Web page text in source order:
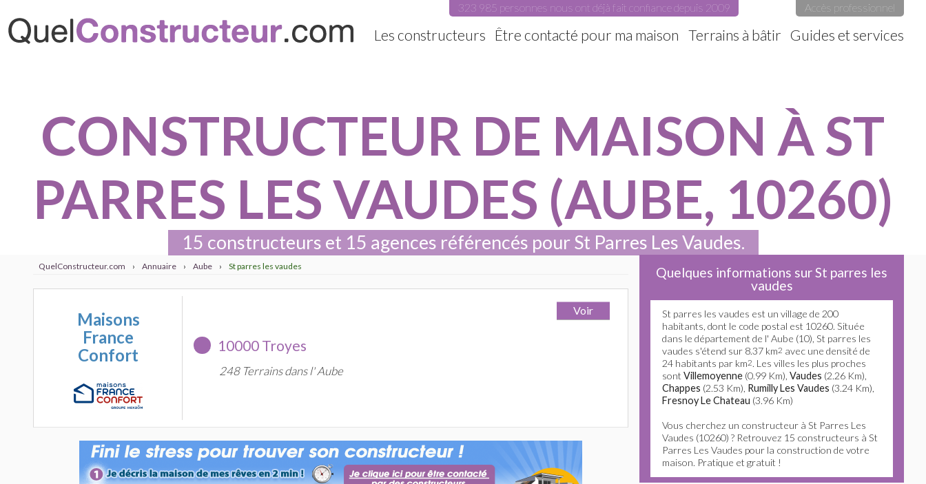
323 985 personnes nous ont déjà fait confiance depuis 2009 Accès professionnel
Les constructeurs Être contacté pour ma maison Terrains à bâtir Guides et services
CONSTRUCTEUR DE MAISON À ST
PARRES LES VAUDES (AUBE, 10260)
15 constructeurs et 15 agences référencés pour St Parres Les Vaudes.
QuelConstructeur.com › Annuaire › Aube › St parres les vaudes
Maisons
France
Confort
10000 Troyes
248 Terrains dans l' Aube
Quelques informations sur St parres les
vaudes
St parres les vaudes est un village de 200
habitants, dont le code postal est 10260. Située
dans le département de l' Aube (10), St parres les
vaudes s'étend sur 8.37 km2 avec une densité de
24 habitants par km2. Les villes les plus proches
sontVillemoyenne (0.99 Km),Vaudes (2.26 Km),
Chappes (2.53 Km), Rumilly Les Vaudes (3.24 Km),
Fresnoy Le Chateau (3.96 Km)
Vous cherchez un constructeur à St Parres Les
Vaudes (10260) ? Retrouvez 15 constructeurs à St
Parres Les Vaudes pour la construction de votre
maison. Pratique et gratuit !